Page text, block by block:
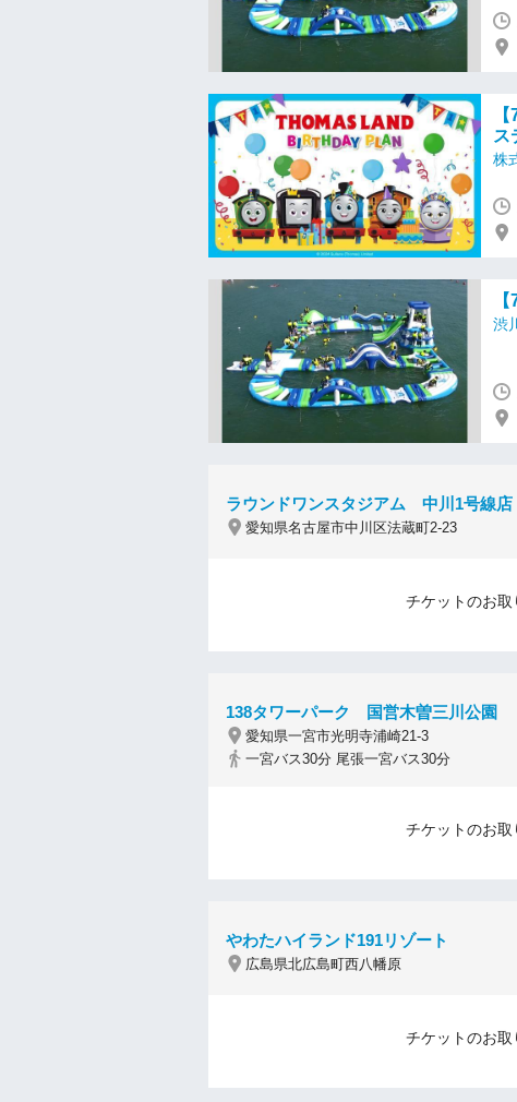
ス
株
渋
ラウンドワンスタジアム 中川1号線店
愛知県名古屋市中川区法蔵町2-23
チケットのお
138タワーパーク 国営木曽三川公園
愛知県一宮市光明寺浦崎21-3
一宮バス30分 尾張一宮バス30分
チケットのお
やわたハイランド191リゾート
広島県北広島町西八幡原
チケットのお